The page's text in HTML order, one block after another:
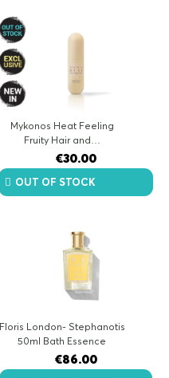
Mykonos Heat Feeling
Fruity Hair and…
€30.00
OUT OF STOCK
Floris London- Stephanotis
50ml Bath Essence
€86.00